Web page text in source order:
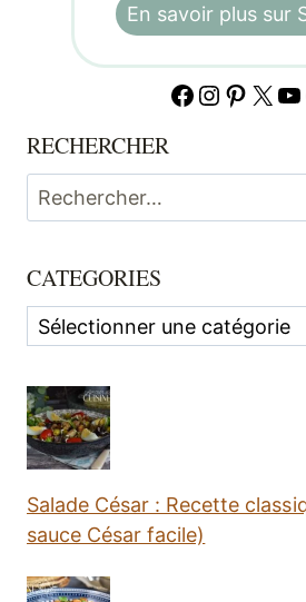
En savoir plus sur
Facebook
X
RECHERCHER
Rechercher :
CATEGORIES
Categories
Salade César : Recette
sauce César facile)